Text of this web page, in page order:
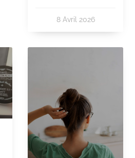
8 Avril 2026